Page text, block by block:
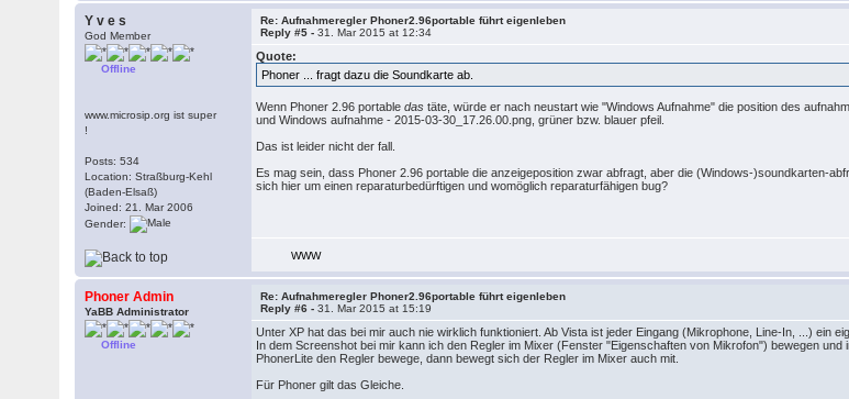
Y v e s
God Member
Offline
www.microsip.org ist super
!
Posts: 534
Location: Straßburg-Kehl
(Baden-Elsaß)
Joined: 21. Mar 2006
Gender:
Re: Aufnahmeregler Phoner2.96portable führt eigenleben
Reply #5 -31. Mar 2015 at 12:34
Quote:
Phoner ... fragt dazu die Soundkarte ab.
Wenn Phoner 2.96 portabledas täte, würde er nach neustart wie "Windows Aufnahme" die position des
und Windows aufnahme - 2015-03-30_17.26.00.png, grüner bzw. blauer pfeil.
Das ist leider nicht der fall.
Es mag sein, dass Phoner 2.96 portable die anzeigeposition zwar abfragt, aber die (Windows-)soundkarten-
sich hier um einen reparaturbedürftigen und womöglich reparaturfähigen bug?
WWW
Phoner Admin
YaBB Administrator
Offline
Re: Aufnahmeregler Phoner2.96portable führt eigenleben
Reply #6 -31. Mar 2015 at 15:19
Unter XP hat das bei mir auch nie wirklich funktioniert. Ab Vista ist jeder Eingang (Mikrophone, Line-In, ...) ein
In dem Screenshot bei mir kann ich den Regler im Mixer (Fenster "Eigenschaften von Mikrofon") bewegen
PhonerLite den Regler bewege, dann bewegt sich der Regler im Mixer auch mit.
Für Phoner gilt das Gleiche.